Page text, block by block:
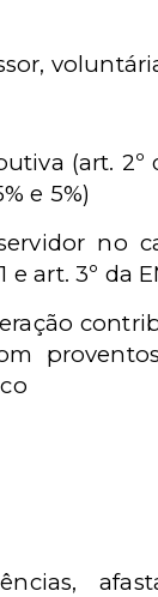
(art. 2º
e 5%)
no
art. 3º da